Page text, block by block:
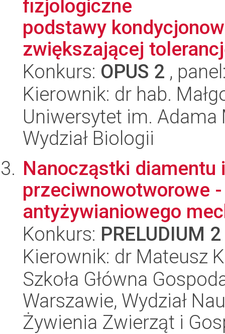
fizjologiczne
podstawy
zwiększającej
Konkurs: OPUS 2 ,
Kierownik: dr hab.
Uniwersytet im.
Wydział Biologii
Nanocząstki
przeciwnowotworowe
antyżywianiowego
Konkurs: PRELUDIUM 2
Kierownik: dr Mateusz
Szkoła Główna
Warszawie, Wydział
Żywienia Zwierząt i